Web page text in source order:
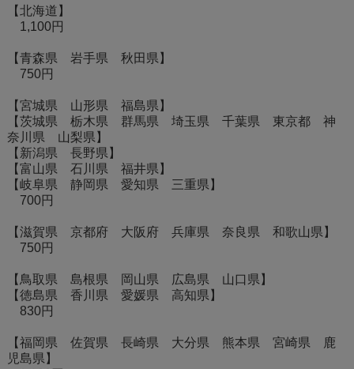
【北海道】
1,100円
【青森県 岩手県 秋田県】
750円
【宮城県 山形県 福島県】
【茨城県 栃木県 群馬県 埼玉県 千葉県 東京都 神
奈川県 山梨県】
【新潟県 長野県】
【富山県 石川県 福井県】
【岐阜県 静岡県 愛知県 三重県】
700円
【滋賀県 京都府 大阪府 兵庫県 奈良県 和歌山県】
750円
【鳥取県 島根県 岡山県 広島県 山口県】
【徳島県 香川県 愛媛県 高知県】
830円
【福岡県 佐賀県 長崎県 大分県 熊本県 宮崎県 鹿
児島県】